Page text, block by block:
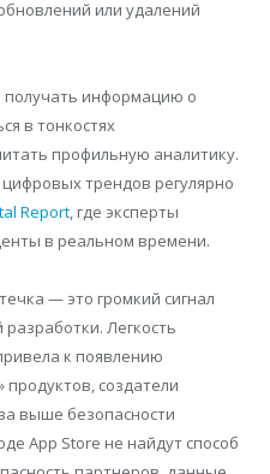
или удалений
получать информацию о
в тонкостях
профильную аналитику.
трендов регулярно
Report, где эксперты
в реальном времени.
— это громкий сигнал
Легкость
к появлению
продуктов, создатели
выше безопасности
App Store не найдут способ